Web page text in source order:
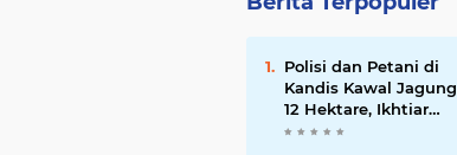
Polisi dan Petani di
Kandis Kawal Jagung
12 Hektare, Ikhtiar
Menjaga Ketahanan